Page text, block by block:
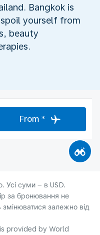
Bangkok is
yourself from
beauty
From *
Усі суми – в USD.
за бронювання не
залежно від
provided by World